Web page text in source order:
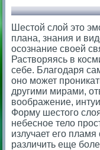
Шестой слой это
плана, знания и
осознание своей
Растворяясь в
себе. Благодаря
оно может
другими мирами,
воображение,
Форму шестого
небесное тело
излучает его
различить еще